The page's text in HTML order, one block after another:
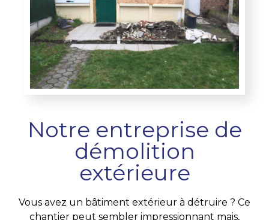
Notre entreprise de
démolition
extérieure
Vous avez un bâtiment extérieur à détruire ? Ce
chantier peut sembler impressionnant mais,